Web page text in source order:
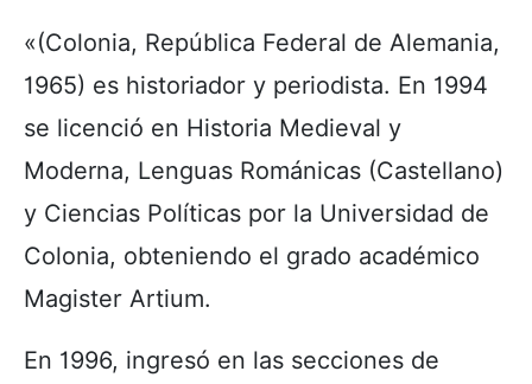
«(Colonia, República Federal de Alemania,
1965) es historiador y periodista. En 1994
se licenció en Historia Medieval y
Moderna, Lenguas Románicas (Castellano)
y Ciencias Políticas por la Universidad de
Colonia, obteniendo el grado académico
Magister Artium.
En 1996, ingresó en las secciones de